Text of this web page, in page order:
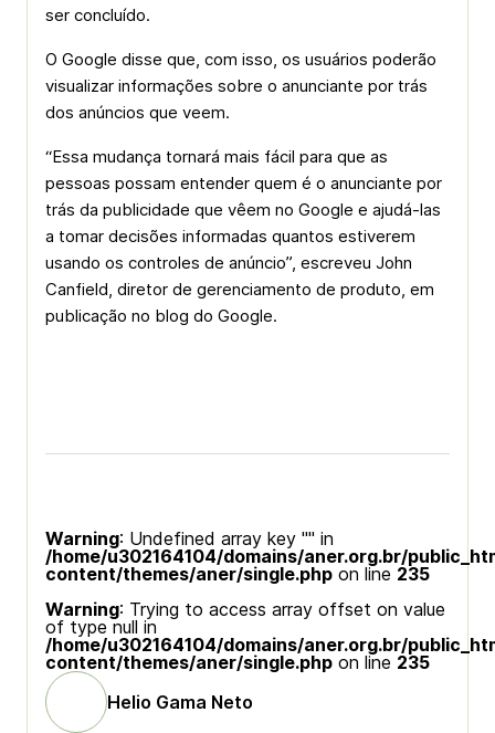
ser concluído.
O Google disse que, com isso, os usuários poderão
visualizar informações sobre o anunciante por trás
dos anúncios que veem.
“Essa mudança tornará mais fácil para que as
pessoas possam entender quem é o anunciante por
trás da publicidade que vêem no Google e ajudá-las
a tomar decisões informadas quantos estiverem
usando os controles de anúncio”, escreveu John
Canfield, diretor de gerenciamento de produto, em
publicação no blog do Google.
Warning: Undefined array key "" in
/home/u302164104/domains/aner.org.br/
content/themes/aner/single.php on line 235
Warning: Trying to access array offset on value
of type null in
/home/u302164104/domains/aner.org.br/
content/themes/aner/single.php on line 235
Helio Gama Neto